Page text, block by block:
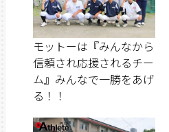
モットーは『みんなから
信頼され応援されるチー
ム』みんなで一勝をあげ
る！！